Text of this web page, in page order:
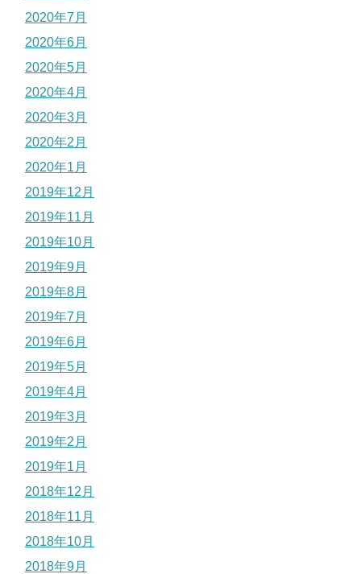
2020年7月
2020年6月
2020年5月
2020年4月
2020年3月
2020年2月
2020年1月
2019年12月
2019年11月
2019年10月
2019年9月
2019年8月
2019年7月
2019年6月
2019年5月
2019年4月
2019年3月
2019年2月
2019年1月
2018年12月
2018年11月
2018年10月
2018年9月